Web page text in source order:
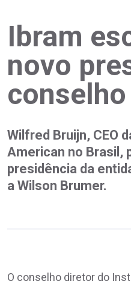
Ibram
novo
Wilfred Bruijn, CEO
American no Brasil,
presidência da
a Wilson Brumer.
O conselho diretor do